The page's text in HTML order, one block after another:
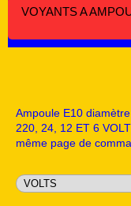
VOYANTS A
Ampoule E10
220, 24, 12 ET 6
même page de